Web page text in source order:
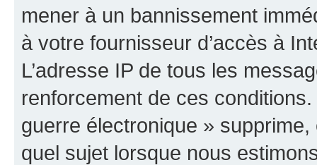
mener à un bannissement
à votre fournisseur d’accès à
L’adresse IP de tous les
renforcement de ces
guerre électronique »
quel sujet lorsque nous